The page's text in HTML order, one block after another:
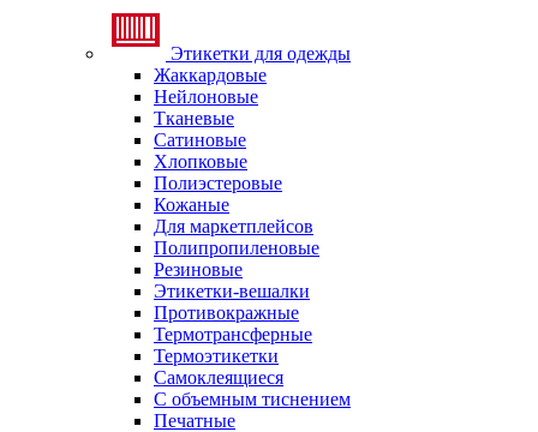
Этикетки для одежды
Жаккардовые
Нейлоновые
Тканевые
Сатиновые
Хлопковые
Полиэстеровые
Кожаные
Для маркетплейсов
Полипропиленовые
Резиновые
Этикетки-вешалки
Противокражные
Термотрансферные
Термоэтикетки
Самоклеящиеся
С объемным тиснением
Печатные